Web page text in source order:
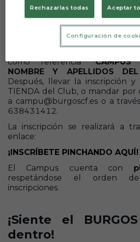
El pago podrá realizarse
bancaria: ES19 2100 8657
efectivo en la TIENDA del
(Avda. del Arlanzón, s/n,
como referencia
NOMBRE Y APELLIDOS DEL
Después, llevar la inscripción
TIENDA del Club, o mandar
a campu@burgoscf.es o a
638431412.
La inscripción se realizará a
enlace:
¡INSCRÍBETE PINCHANDO AQUÍ!
El Campus cuenta con
respetándose el orden
inscripciones.
¡Siente el
dentro!
Rechazarlas todas Aceptar
Configuración de